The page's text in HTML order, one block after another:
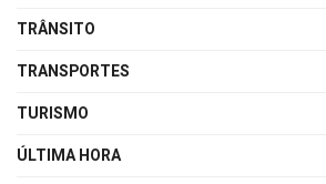
TRÂNSITO
TRANSPORTES
TURISMO
ÚLTIMA HORA